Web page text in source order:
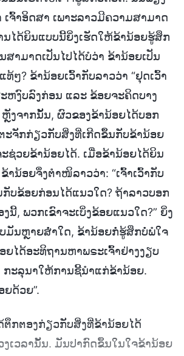
ຈົ້າອິດສາ ເພາະລາວມີຄວາມສາມາດ
ນໄດ້ຍິນແບບນີ້ຍິ່ງເຮັດໃຫ້ຂ້ານ້ອຍຮູ້ສຶກ
າມາດເປັນໄປໄດ້ບໍວ່າ ຂ້ານ້ອຍເປັນ
ໆ? ຂ້ານ້ອຍເວົ້າກັບລາວວ່າ “ຢຸດເວົ້າ
ຫງົບລົງກ່ອນ ແລະ ຂ້ອຍຈະຄິດບາງ
ຫຼັງຈາກນັ້ນ, ຜົວຂອງຂ້ານ້ອຍໄດ້ບອກ
ະຈັກກ່ຽວກັບສິ່ງທີ່ເກີດຂຶ້ນກັບຂ້ານ້ອຍ
ຊ່ວຍຂ້ານ້ອຍໄດ້. ເມື່ອຂ້ານ້ອຍໄດ້ຍິນ
ານ້ອຍຈຶ່ງຕໍາໜິລາວວ່າ: “ເຈົ້າເວົ້າກັບ
ບຂ້ອຍກ່ອນໄດ້ແນວໃດ? ຖ້າລາວບອກ
ນີ້, ພວກເຂົາຈະເບິ່ງຂ້ອຍແນວໃດ?” ຍິ່ງ
ມັນຫຼາຍສໍ່າໃດ, ຂ້ານ້ອຍກໍ່ຮູ້ສຶກບໍ່ພໍໃຈ
ໄດ້ອະທິຖານຫາພຣະເຈົ້າຢ່າງງຽບ
! ກະລຸນາໃຫ້ການຊີ້ນໍາແກ່ຂ້ານ້ອຍ.
ດ້ວຍ”.
ຕຶກຕອງກ່ຽວກັບສິ່ງທີ່ຂ້ານ້ອຍໄດ້
ເວລານັ້ນ. ມັນປາກົດຂຶ້ນໃນໃຈຂ້ານ້ອຍ